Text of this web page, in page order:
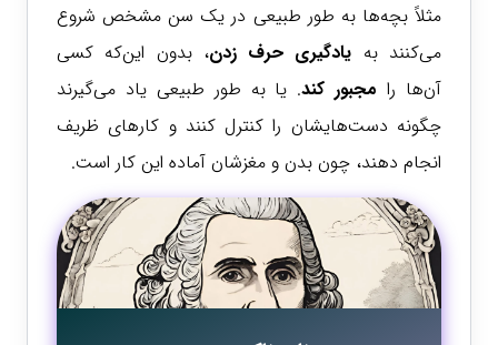
مثلاً بچه‌ها به طور طبیعی در یک سن مشخص شروع
می‌کنند به یادگیری حرف زدن، بدون این‌که کسی
آن‌ها رامجبور کند. یا به طور طبیعی یاد می‌گیرند
چگونه دست‌هایشان را کنترل کنند و کارهای ظریف
انجام دهند، چون بدن و مغزشان آماده این کار است.